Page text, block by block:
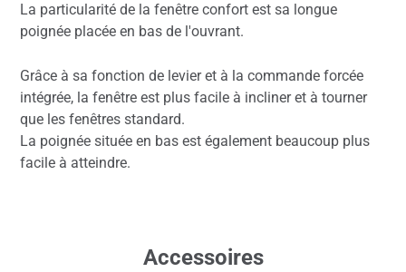
La particularité de la fenêtre confort est sa longue
poignée placée en bas de l'ouvrant.
Grâce à sa fonction de levier et à la commande forcée
intégrée, la fenêtre est plus facile à incliner et à tourner
que les fenêtres standard.
La poignée située en bas est également beaucoup plus
facile à atteindre.
Accessoires